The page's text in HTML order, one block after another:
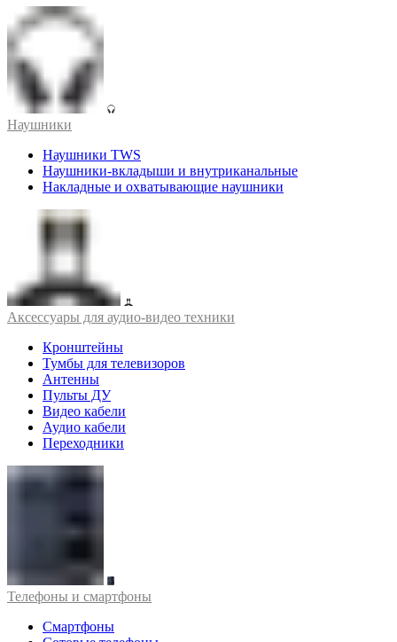
Наушники
Наушники TWS
Наушники-вкладыши и внутриканальные
Накладные и охватывающие наушники
Аксессуары для аудио-видео техники
Кронштейны
Тумбы для телевизоров
Антенны
Пульты ДУ
Видео кабели
Аудио кабели
Переходники
Телефоны и смартфоны
Смартфоны